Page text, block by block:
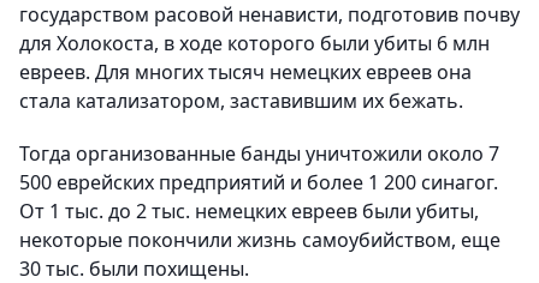
государством расовой ненависти, подготовив почву
для Холокоста, в ходе которого были убиты 6 млн
евреев. Для многих тысяч немецких евреев она
стала катализатором, заставившим их бежать.
Тогда организованные банды уничтожили около 7
500 еврейских предприятий и более 1 200 синагог.
От 1 тыс. до 2 тыс. немецких евреев были убиты,
некоторые покончили жизнь самоубийством, еще
30 тыс. были похищены.